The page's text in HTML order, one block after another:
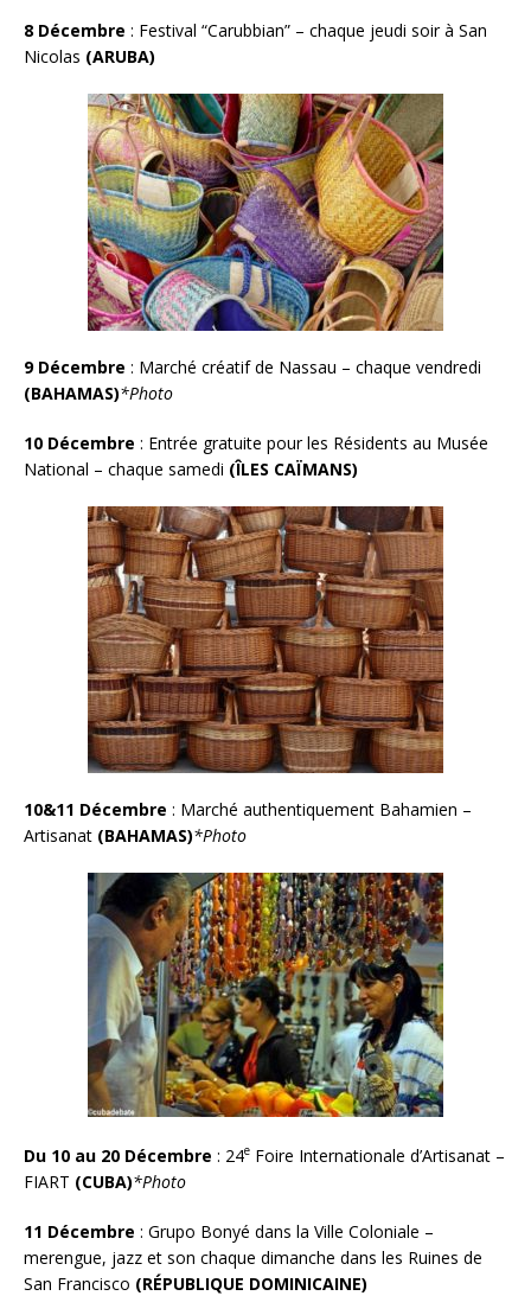
8 Décembre : Festival “Carubbian” – chaque jeudi soir à San
Nicolas (ARUBA)
9 Décembre : Marché créatif de Nassau – chaque vendredi
(BAHAMAS)*Photo
10 Décembre : Entrée gratuite pour les Résidents au Musée
National – chaque samedi (ÎLES CAÏMANS)
10&11 Décembre : Marché authentiquement Bahamien –
Artisanat (BAHAMAS)*Photo
Du 10 au 20 Décembre : 24e Foire Internationale d’Artisanat –
FIART (CUBA)*Photo
11 Décembre : Grupo Bonyé dans la Ville Coloniale –
merengue, jazz et son chaque dimanche dans les Ruines de
San Francisco (RÉPUBLIQUE DOMINICAINE)